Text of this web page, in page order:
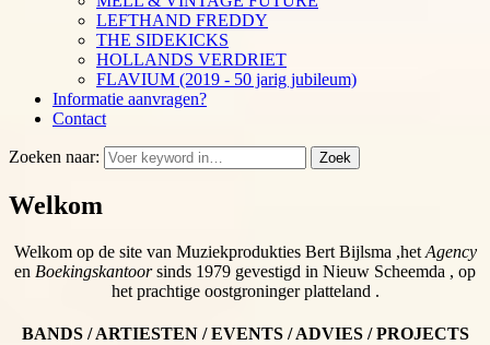
LEFTHAND FREDDY
THE SIDEKICKS
HOLLANDS VERDRIET
FLAVIUM (2019 - 50 jarig jubileum)
Informatie aanvragen?
Contact
Zoeken naar: Zoek
Welkom
Welkom op de site van Muziekprodukties Bert Bijlsma ,het Agency
en Boekingskantoorsinds 1979 gevestigd in Nieuw Scheemda , op
het prachtige oostgroninger platteland .
BANDS / ARTIESTEN / EVENTS / ADVIES / PROJECTS